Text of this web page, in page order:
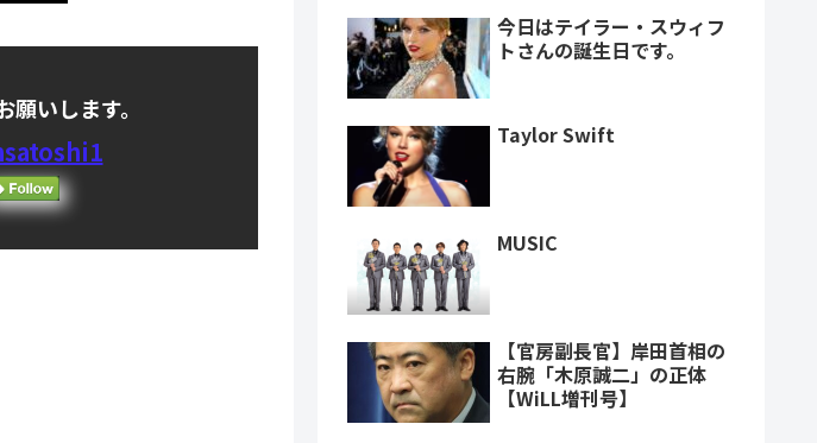
いします。
今日はテイラー・スウィフ
トさんの誕生日です。
Taylor Swift
MUSIC
【官房副長官】岸田首相の
右腕「木原誠二」の正体
【WiLL増刊号】